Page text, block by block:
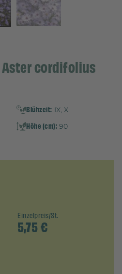
cordifolius
Blühzeit: IX, X
Höhe (cm): 90
Einzelpreis/St.
5,75€